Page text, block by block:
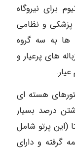
برای نیروگاه
پزشکی و نظامی
ها به سه گروه
های پرعیار و
هسته ای
درصد بسیار
(این پرتو شامل
گرفته و دارای